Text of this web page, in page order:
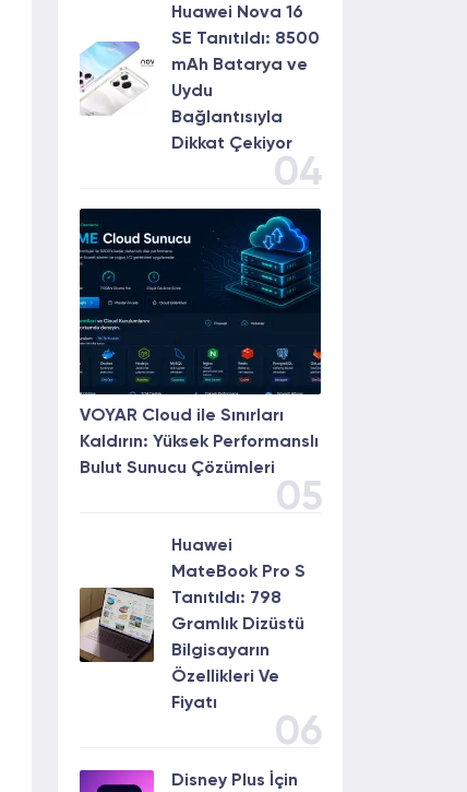
Huawei Nova 16
SE Tanıtıldı: 8500
mAh Batarya ve
Uydu
Bağlantısıyla
Dikkat Çekiyor
04
VOYAR Cloud ile Sınırları
Kaldırın: Yüksek Performanslı
Bulut Sunucu Çözümleri
05
Huawei
MateBook Pro S
Tanıtıldı: 798
Gramlık Dizüstü
Bilgisayarın
Özellikleri Ve
Fiyatı
06
Disney Plus İçin